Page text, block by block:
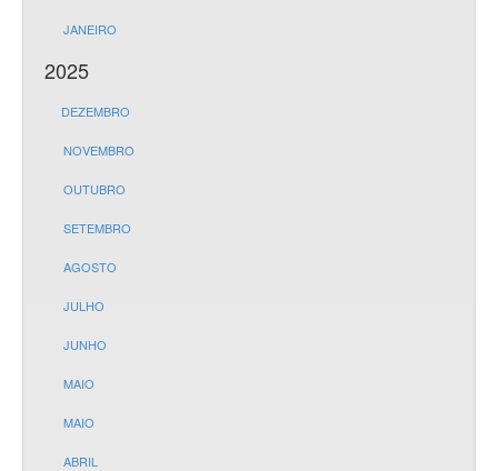
JANEIRO
2025
DEZEMBRO
NOVEMBRO
OUTUBRO
SETEMBRO
AGOSTO
JULHO
JUNHO
MAIO
MAIO
ABRIL